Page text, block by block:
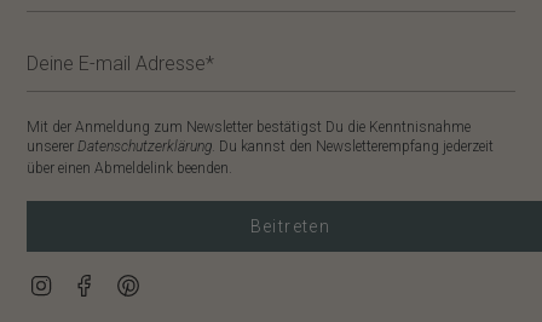
Mit der Anmeldung zum Newsletter bestätigst Du die Kenntnisnahme
unserer Datenschutzerklärung. Du kannst den Newsletterempfang jederzeit
über einen Abmeldelink beenden.
Beitreten
InstagramFacebook